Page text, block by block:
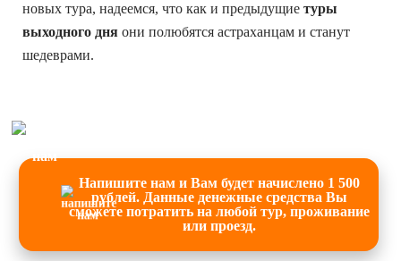
новых тура, надеемся, что как и предыдущие туры
выходного дня они полюбятся астраханцам и станут
шедеврами.
Напишите нам и Вам будет начислено 1 500
рублей. Данные денежные средства Вы
сможете потратить на любой тур, проживание
или проезд.